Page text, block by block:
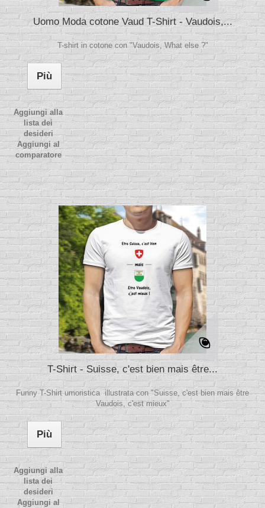
Uomo Moda cotone Vaud T-Shirt - Vaudois,...
T-shirt in cotone con "Vaudois, What else ?"
Più
Aggiungi alla
lista dei
desideri
Aggiungi al
comparatore
T-Shirt - Suisse, c'est bien mais être...
Funny T-Shirt umoristica illustrata con "Suisse, c'est bien mais être
Vaudois, c'est mieux"
Più
Aggiungi alla
lista dei
desideri
Aggiungi al